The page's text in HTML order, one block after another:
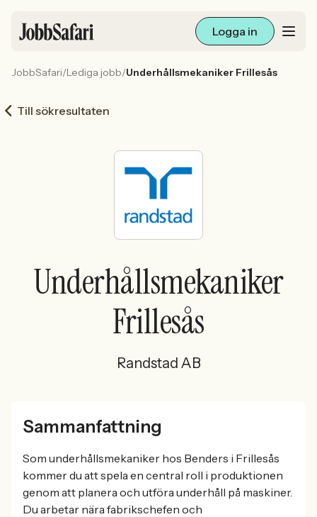
Logga in
Arbetsliv och karriär
För arbetsgivare
Sök med AI
Ny här? Skapa konto
JobbSafari/Lediga jobb/Underhållsmekaniker Frillesås
Till sökresultaten
Underhållsmekaniker
Frillesås
Randstad AB
Sammanfattning
Som underhållsmekaniker hos Benders i Frillesås
kommer du att spela en central roll i produktionen
genom att planera och utföra underhåll på maskiner.
Du arbetar nära fabrikschefen och